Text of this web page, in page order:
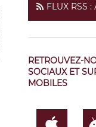
FLUX RSS
RETROUVEZ-
SOCIAUX ET
MOBILES